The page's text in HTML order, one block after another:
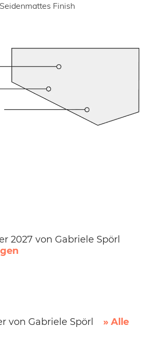
Seidenmattes Finish
2027 von Gabriele Spörl
von Gabriele Spörl
» Alle